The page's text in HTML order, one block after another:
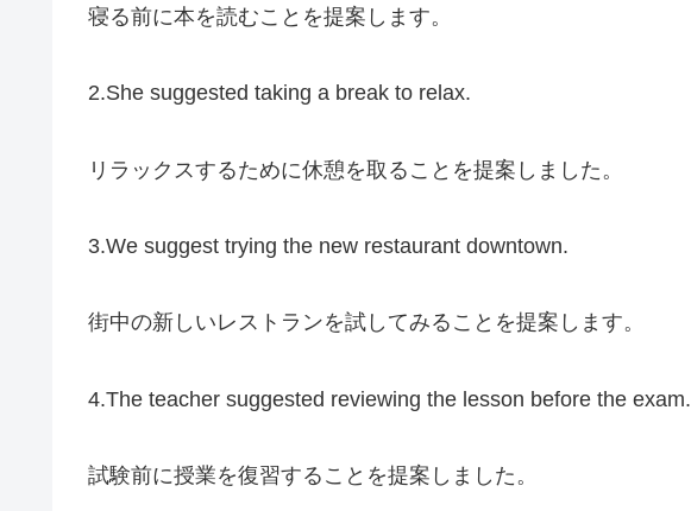
寝る前に本を読むことを提案します。
2.She suggested taking a break to relax.
リラックスするために休憩を取ることを提案しました。
3.We suggest trying the new restaurant downtown.
街中の新しいレストランを試してみることを提案します。
4.The teacher suggested reviewing the lesson before the exam.
試験前に授業を復習することを提案しました。